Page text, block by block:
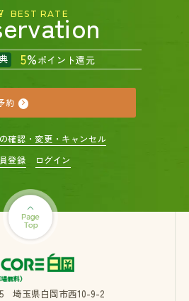
BEST RATE
5%ポイント還元
約
確認・変更・キャンセル
登録
ログイン
埼玉県白岡市西10-9-2